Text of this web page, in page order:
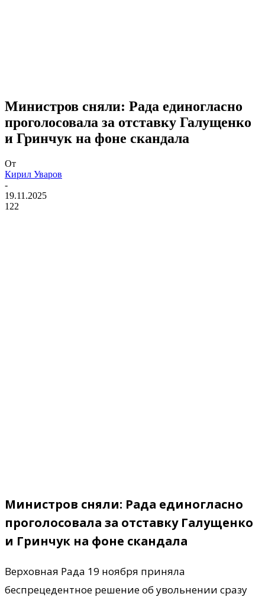
Министров сняли: Рада единогласно
проголосовала за отставку Галущенко
и Гринчук на фоне скандала
От
Кирил Уваров
-
19.11.2025
122
Министров сняли: Рада единогласно
проголосовала за отставку Галущенко
и Гринчук на фоне скандала
Верховная Рада 19 ноября приняла
беспрецедентное решение об увольнении сразу